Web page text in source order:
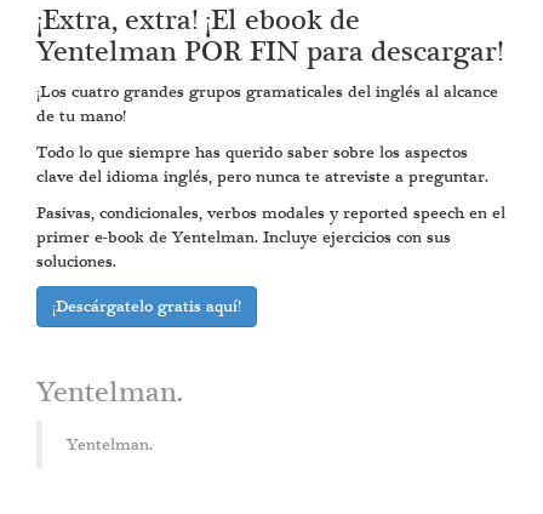
¡Extra, extra! ¡El ebook de
Yentelman POR FIN para descargar!
¡Los cuatro grandes grupos gramaticales del inglés al alcance
de tu mano!
Todo lo que siempre has querido saber sobre los aspectos
clave del idioma inglés, pero nunca te atreviste a preguntar.
Pasivas, condicionales, verbos modales y reported speech en el
primer e-book de Yentelman. Incluye ejercicios con sus
soluciones.
¡Descárgatelo gratis aquí!
Yentelman.
Yentelman.